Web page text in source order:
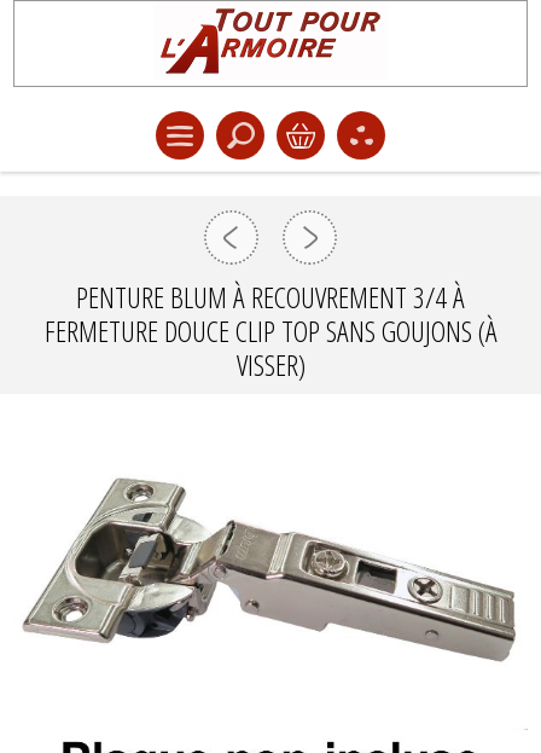
PENTURE BLUM À RECOUVREMENT 3/4 À
FERMETURE DOUCE CLIP TOP SANS GOUJONS (À
VISSER)